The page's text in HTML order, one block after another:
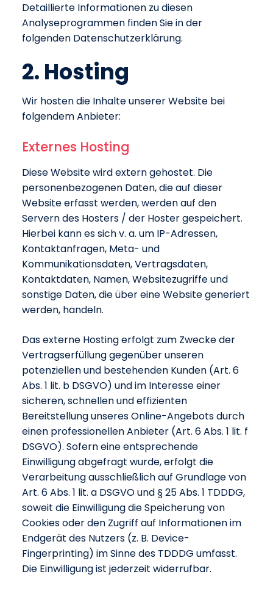
Detaillierte Informationen zu diesen
Analyseprogrammen finden Sie in der
folgenden Datenschutzerklärung.
2. Hosting
Wir hosten die Inhalte unserer Website bei
folgendem Anbieter:
Externes Hosting
Diese Website wird extern gehostet. Die
personenbezogenen Daten, die auf dieser
Website erfasst werden, werden auf den
Servern des Hosters / der Hoster gespeichert.
Hierbei kann es sich v. a. um IP-Adressen,
Kontaktanfragen, Meta- und
Kommunikationsdaten, Vertragsdaten,
Kontaktdaten, Namen, Websitezugriffe und
sonstige Daten, die über eine Website generiert
werden, handeln.
Das externe Hosting erfolgt zum Zwecke der
Vertragserfüllung gegenüber unseren
potenziellen und bestehenden Kunden (Art. 6
Abs. 1 lit. b DSGVO) und im Interesse einer
sicheren, schnellen und effizienten
Bereitstellung unseres Online-Angebots durch
einen professionellen Anbieter (Art. 6 Abs. 1 lit. f
DSGVO). Sofern eine entsprechende
Einwilligung abgefragt wurde, erfolgt die
Verarbeitung ausschließlich auf Grundlage von
Art. 6 Abs. 1 lit. a DSGVO und § 25 Abs. 1 TDDDG,
soweit die Einwilligung die Speicherung von
Cookies oder den Zugriff auf Informationen im
Endgerät des Nutzers (z. B. Device-
Fingerprinting) im Sinne des TDDDG umfasst.
Die Einwilligung ist jederzeit widerrufbar.